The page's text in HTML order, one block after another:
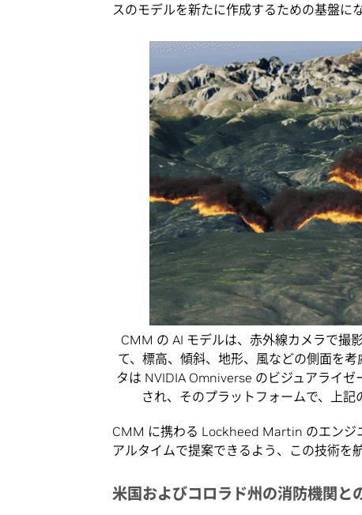
スのモデルを新たに作成するための基盤にな
CMM の AI モデルは、赤外線カメラで撮
て、標高、傾斜、地形、風などの側面を
タは NVIDIA Omniverse のビジュアライ
され、そのプラットフォームで、上記
CMM に携わる Lockheed Martin のエンジ
アルタイムで提案できるよう、この技術を
米国およびコロラド州の消防機関と